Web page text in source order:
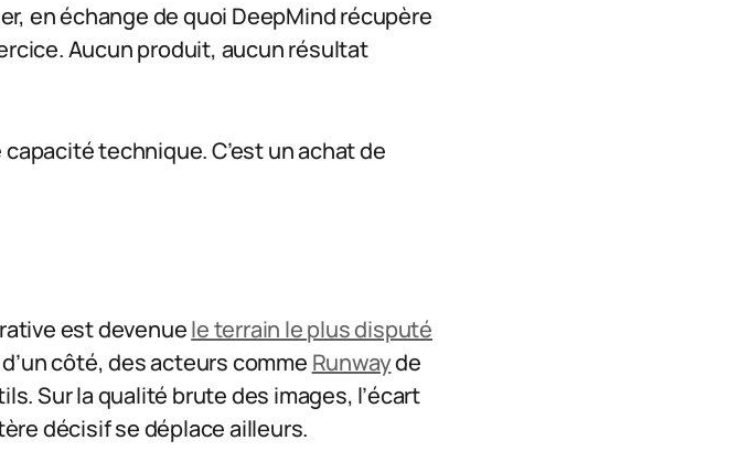
en échange de quoi DeepMind récupère
Aucun produit, aucun résultat
technique. C’est un achat de
est devenuele terrain le plus disputé
côté, des acteurs comme Runwayde
Sur la qualité brute des images, l’écart
décisif se déplace ailleurs.